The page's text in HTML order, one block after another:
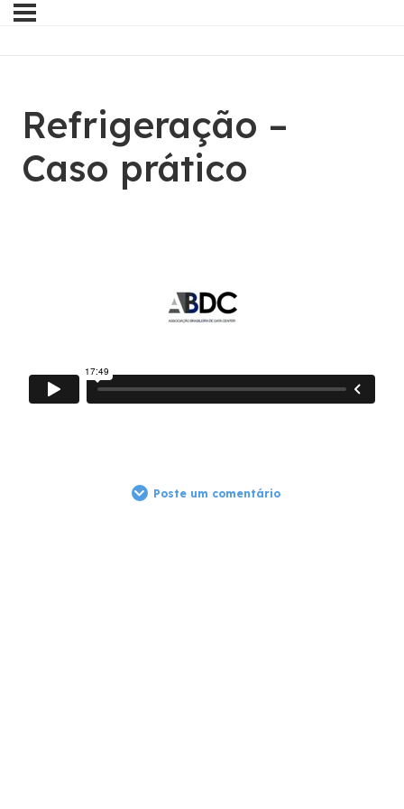
Refrigeração –
Caso prático
Poste um comentário